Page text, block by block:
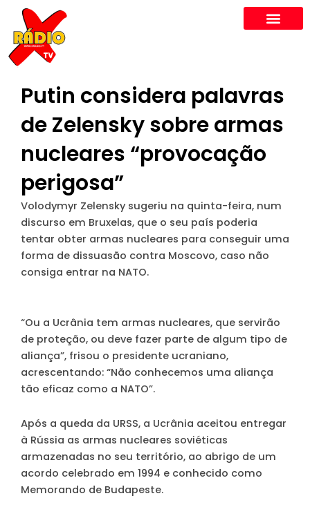
content
Putin considera palavras
de Zelensky sobre armas
nucleares “provocação
perigosa”
Volodymyr Zelensky sugeriu na quinta-feira, num
discurso em Bruxelas, que o seu país poderia
tentar obter armas nucleares para conseguir uma
forma de dissuasão contra Moscovo, caso não
consiga entrar na NATO.
“Ou a Ucrânia tem armas nucleares, que servirão
de proteção, ou deve fazer parte de algum tipo de
aliança”, frisou o presidente ucraniano,
acrescentando: “Não conhecemos uma aliança
tão eficaz como a NATO”.
Após a queda da URSS, a Ucrânia aceitou entregar
à Rússia as armas nucleares soviéticas
armazenadas no seu território, ao abrigo de um
acordo celebrado em 1994 e conhecido como
Memorando de Budapeste.